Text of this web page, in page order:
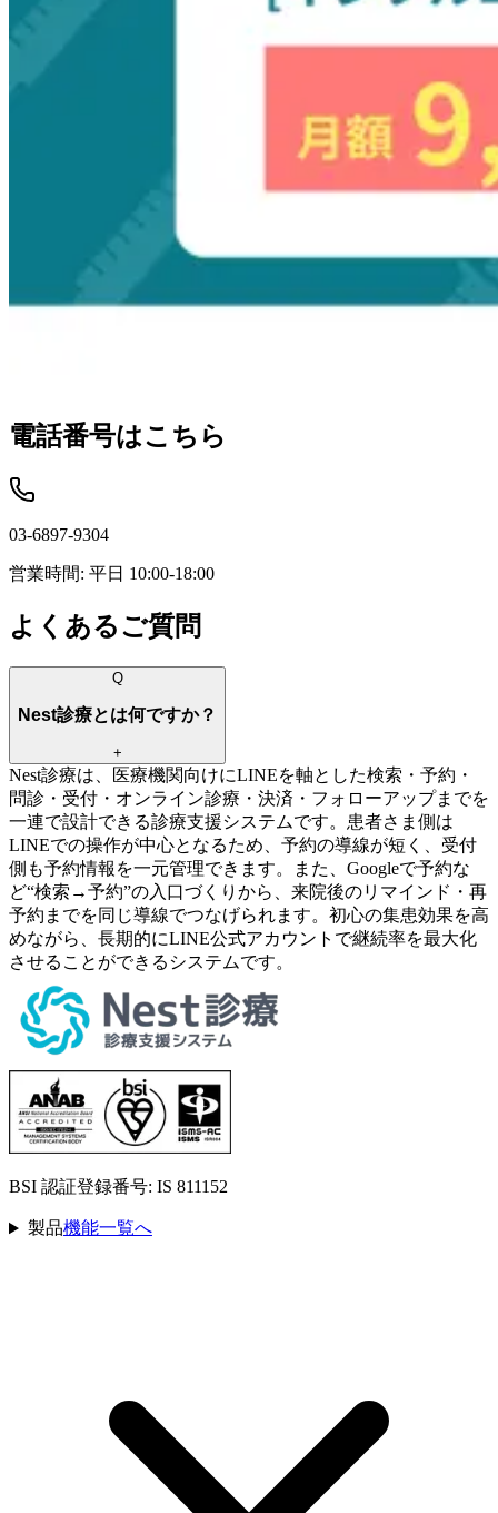
電話番号はこちら
03-6897-9304
営業時間: 平日 10:00-18:00
よくあるご質問
Q
Nest診療とは何ですか？
+
Nest診療は、医療機関向けにLINEを軸とした検索・予約・
問診・受付・オンライン診療・決済・フォローアップまでを
一連で設計できる診療支援システムです。患者さま側は
LINEでの操作が中心となるため、予約の導線が短く、受付
側も予約情報を一元管理できます。また、Googleで予約な
ど“検索→予約”の入口づくりから、来院後のリマインド・再
予約までを同じ導線でつなげられます。初心の集患効果を高
めながら、長期的にLINE公式アカウントで継続率を最大化
させることができるシステムです。
BSI 認証登録番号: IS 811152
製品機能一覧へ